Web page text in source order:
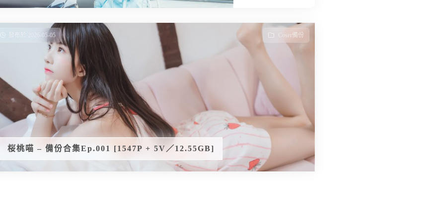
發布於 2026-05-05 Coser備份
桜桃喵 – 備份合集Ep.001 [1547P + 5V／12.55GB]